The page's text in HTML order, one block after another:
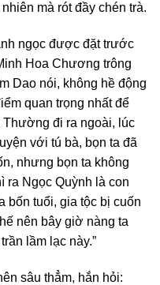
mà rót đầy chén trà.
ngọc được đặt trước
Hoa Chương trông
Dao nói, không hề động
quan trọng nhất để
Thường đi ra ngoài, lúc
với tú bà, bọn ta đã
nhưng bọn ta không
ra Ngọc Quỳnh là con
bốn tuổi, gia tộc bị cuốn
nên bây giờ nàng ta
lầm lạc này.”
sâu thẳm, hắn hỏi: